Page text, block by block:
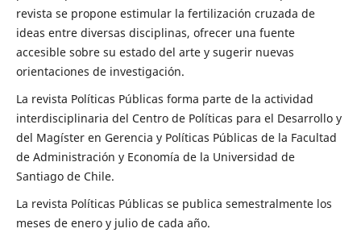
revista se propone estimular la fertilización cruzada de
ideas entre diversas disciplinas, ofrecer una fuente
accesible sobre su estado del arte y sugerir nuevas
orientaciones de investigación.
La revista Políticas Públicas forma parte de la actividad
interdisciplinaria del Centro de Políticas para el Desarrollo y
del Magíster en Gerencia y Políticas Públicas de la Facultad
de Administración y Economía de la Universidad de
Santiago de Chile.
La revista Políticas Públicas se publica semestralmente los
meses de enero y julio de cada año.